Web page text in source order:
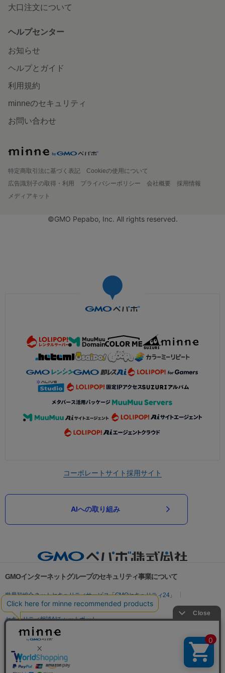
大口注文について
ヘルプセンター
お知らせ
ヘルプとガイド
利用規約
minneのセキュリティ
お問い合わせ
特定商取引法に基づく表記
Cookieの使用について
広告識別子の取得・利用
プライバシーポリシー 会社概要
採用情報
メディアキット
©GMO Pepabo, Inc. All rights reserved.
コーポレートサイト採用サイト
AIへの取り組み
GMOインターネットグループのセキュリティ事業について
世界初総合ネットセキュリティサービス「GMOセキュリティ24」
パスワード漏洩診断
Webサイトリスク診断
セキュリティ相談AIチャットボット
実在証明・盗聴対策
サイバー攻撃対策（GMO Flatt Security）
セキュリティ事業の軌跡